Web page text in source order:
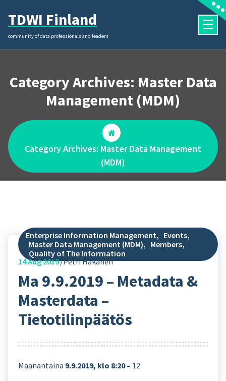
content
TDWI Finland
community of data professionals and leaders
Category Archives: Master Data
Management (MDM)
Category Archives: Master Data Management
(MDM)
Enterprise Information Management, Events,
Master Data Management (MDM), Members,
Quality of The Information
14Aug 2019 Petri Hakanen
Ma 9.9.2019 – Metadata &
Masterdata –
Tietotilinpäätös
Maanantaina 9.9.2019, klo 8:20 – 12